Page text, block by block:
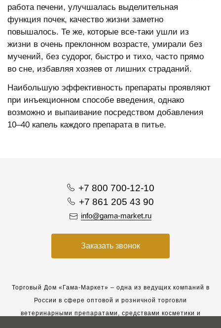
работа печени, улучшалась выделительная
функция почек, качество жизни заметно
повышалось. Те же, которые все-таки ушли из
жизни в очень преклонном возрасте, умирали без
мучений, без судорог, быстро и тихо, часто прямо
во сне, избавляя хозяев от лишних страданий.
Наибольшую эффективность препараты проявляют
при инъекционном способе введения, однако
возможно и выпаивание посредством добавления
10–40 капель каждого препарата в питье.
+7 800 700-12-10
+7 861 205 43 90
info@gama-market.ru
Заказать звонок
Торговый Дом «Гама-Маркет» – одна из ведущих компаний в
России в сфере оптовой и розничной торговли
ветеринарными препаратами, средствами косметики и